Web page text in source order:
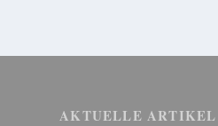
AKTUELLE ARTIKEL